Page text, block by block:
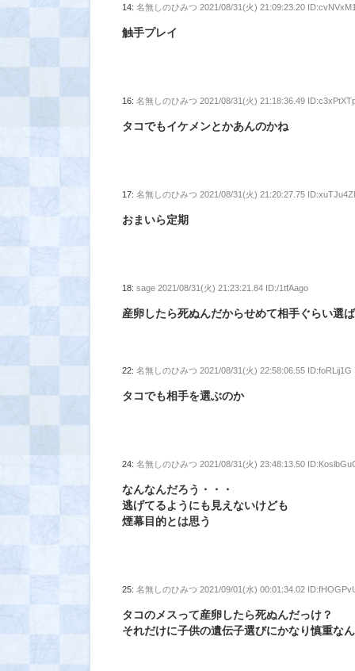
14:名無しのひみつ 2021/08/31(火) 21:09:23.20
触手プレイ
16:名無しのひみつ 2021/08/31(火) 21:18:36.49
タコでもイケメンとかあんのかね
17:名無しのひみつ 2021/08/31(火) 21:20:27.75
おまいら定期
18:sage 2021/08/31(火) 21:23:21.84 ID:/1tfAago
産卵したら死ぬんだからせめて相手ぐらい選
22:名無しのひみつ 2021/08/31(火) 22:58:06.55 ID:foRLij1G
タコでも相手を選ぶのか
24:名無しのひみつ 2021/08/31(火) 23:48:13.50
なんなんだろう・・・
逃げてるようにも見えないけども
煙幕目的とは思う
25:名無しのひみつ 2021/09/01(水) 00:01:34.02
タコのメスって産卵したら死ぬんだっけ？
それだけに子供の遺伝子選びにかなり慎重な